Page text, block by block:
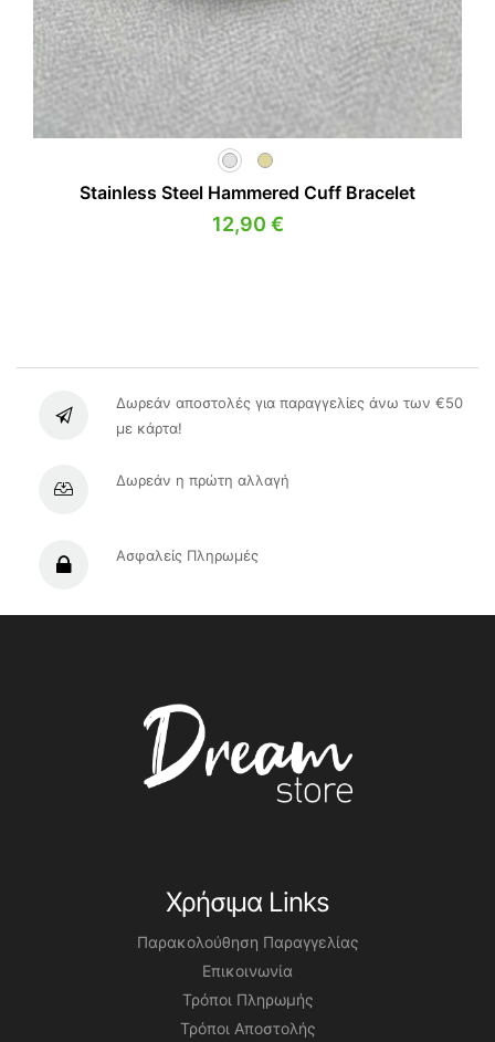
Stainless Steel Hammered Cuff Bracelet
12,90 €
Δωρεάν αποστολές για παραγγελίες άνω των €50
με κάρτα!
Δωρεάν η πρώτη αλλαγή
Ασφαλείς Πληρωμές
Χρήσιμα Links
Παρακολούθηση Παραγγελίας
Επικοινωνία
Τρόποι Πληρωμής
Τρόποι Αποστολής